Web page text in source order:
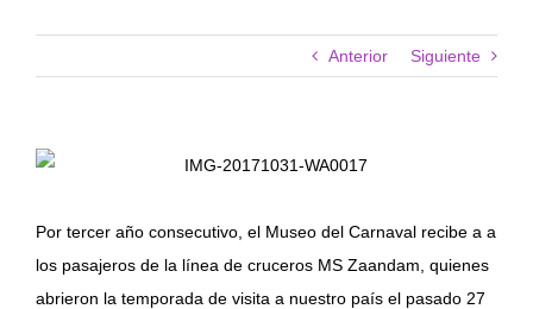
Anterior Siguiente
Por tercer año consecutivo, el Museo del Carnaval recibe a a
los pasajeros de la línea de cruceros MS Zaandam, quienes
abrieron la temporada de visita a nuestro país el pasado 27